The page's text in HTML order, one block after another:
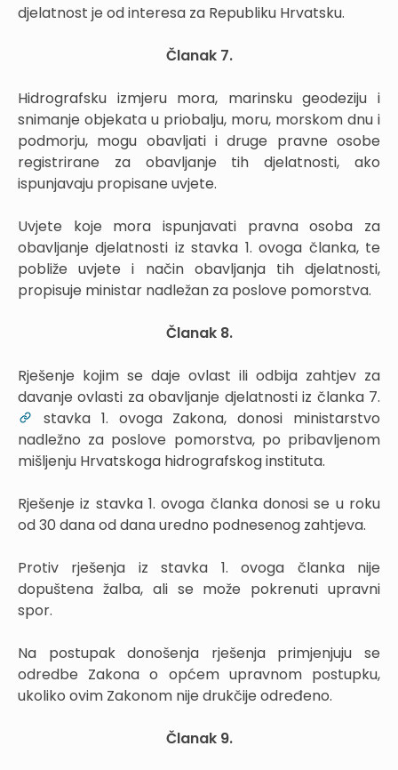
djelatnost je od interesa za Republiku Hrvatsku.
Članak 7.
Hidrografsku izmjeru mora, marinsku geodeziju i
snimanje objekata u priobalju, moru, morskom dnu i
podmorju, mogu obavljati i druge pravne osobe
registrirane za obavljanje tih djelatnosti, ako
ispunjavaju propisane uvjete.
Uvjete koje mora ispunjavati pravna osoba za
obavljanje djelatnosti iz stavka 1. ovoga članka, te
pobliže uvjete i način obavljanja tih djelatnosti,
propisuje ministar nadležan za poslove pomorstva.
Članak 8.
Rješenje kojim se daje ovlast ili odbija zahtjev za
davanje ovlasti za obavljanje djelatnosti iz članka 7.
stavka 1. ovoga Zakona, donosi ministarstvo
nadležno za poslove pomorstva, po pribavljenom
mišljenju Hrvatskoga hidrografskog instituta.
Rješenje iz stavka 1. ovoga članka donosi se u roku
od 30 dana od dana uredno podnesenog zahtjeva.
Protiv rješenja iz stavka 1. ovoga članka nije
dopuštena žalba, ali se može pokrenuti upravni
spor.
Na postupak donošenja rješenja primjenjuju se
odredbe Zakona o općem upravnom postupku,
ukoliko ovim Zakonom nije drukčije određeno.
Članak 9.